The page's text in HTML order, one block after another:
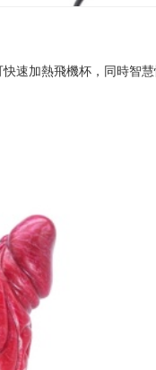
速加熱飛機杯，同時智